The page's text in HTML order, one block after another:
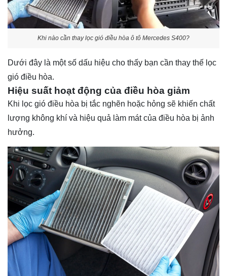
Khi nào cần thay lọc gió điều hòa ô tô Mercedes S400?
Dưới đây là một số dấu hiệu cho thấy bạn cần thay thế lọc
gió điều hòa.
Hiệu suất hoạt động của điều hòa giảm
Khi lọc gió điều hòa bị tắc nghẽn hoặc hỏng sẽ khiến chất
lượng không khí và hiệu quả làm mát của điều hòa bị ảnh
hưởng.